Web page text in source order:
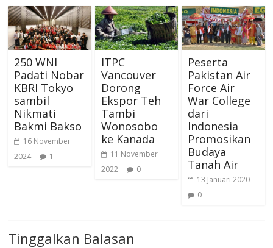
250 WNI
Padati Nobar
KBRI Tokyo
sambil
Nikmati
Bakmi Bakso
16 November
2024
1
ITPC
Vancouver
Dorong
Ekspor Teh
Tambi
Wonosobo
ke Kanada
11 November
2022
0
Peserta
Pakistan Air
Force Air
War College
dari
Indonesia
Promosikan
Budaya
Tanah Air
13 Januari 2020
0
Tinggalkan Balasan